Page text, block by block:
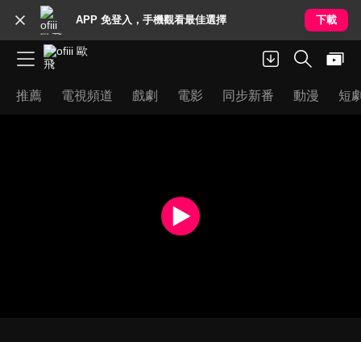
APP 免登入，手機觀看最佳選擇 下載
推薦 電視頻道 戲劇 電影 同步新番 動漫 短